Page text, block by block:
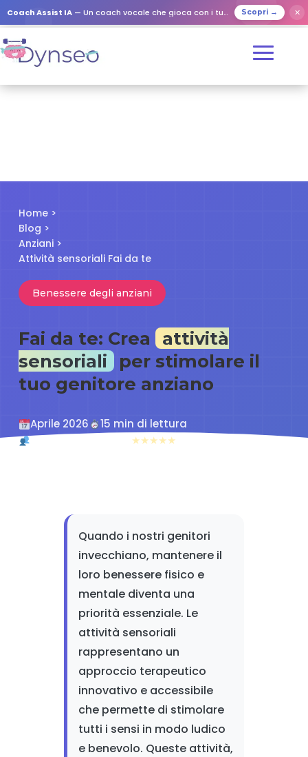
Coach Assist IA — Un coach vocale che gioca con i tuoi cari Scopri → ✕
Home >
Blog >
Anziani >
Attività sensoriali Fai da te
Benessere degli anziani
Fai da te: Crea
attività
sensoriali
per stimolare il
tuo genitore anziano
Aprile 2026
15 min di lettura
Caregiver familiari ★★★★★
Quando i nostri genitori
invecchiano, mantenere il
loro benessere fisico e
mentale diventa una
priorità essenziale. Le
attività sensoriali
rappresentano un
approccio terapeutico
innovativo e accessibile
che permette di stimolare
tutti i sensi in modo ludico
e benevolo. Queste attività,